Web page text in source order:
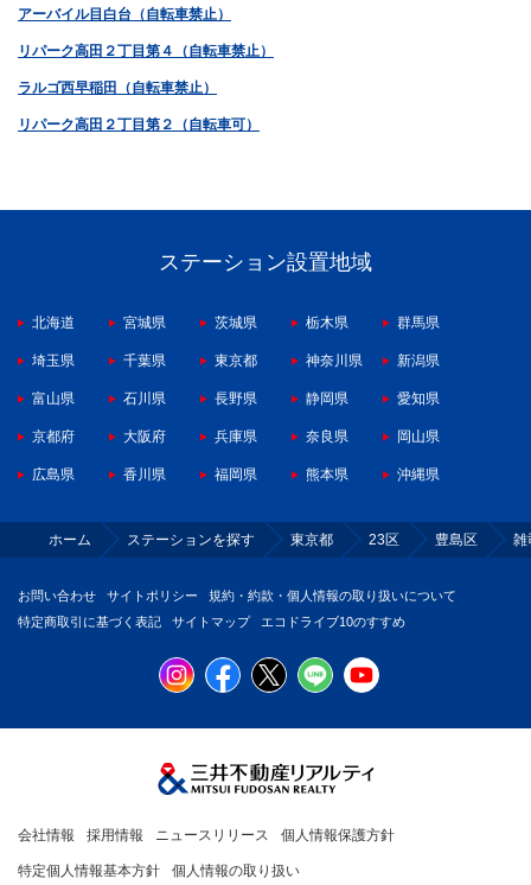
アーバイル目白台（自転車禁止）
リパーク高田２丁目第４（自転車禁止）
ラルゴ西早稲田（自転車禁止）
リパーク高田２丁目第２（自転車可）
ステーション設置地域
北海道 宮城県 茨城県 栃木県 群馬県
埼玉県 千葉県 東京都 神奈川県 新潟県
富山県 石川県 長野県 静岡県 愛知県
京都府 大阪府 兵庫県 奈良県 岡山県
広島県 香川県 福岡県 熊本県 沖縄県
ホーム ステーションを探す 東京都 23区 豊島区 雑
お問い合わせ サイトポリシー
規約・約款・個人情報の取り扱いについて
特定商取引に基づく表記
サイトマップ エコドライブ10のすすめ
会社情報 採用情報 ニュースリリース 個人情報保護方針
特定個人情報基本方針 個人情報の取り扱い